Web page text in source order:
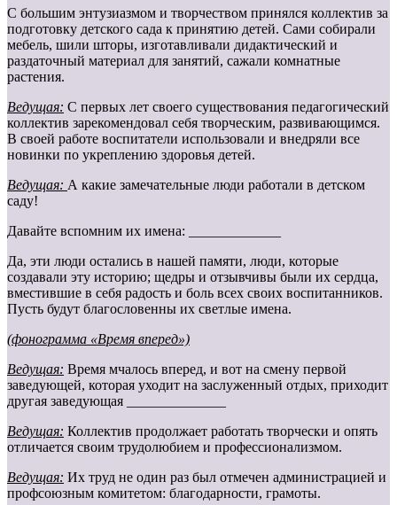
С большим энтузиазмом и творчеством принялся коллектив за
подготовку детского сада к принятию детей. Сами собирали
мебель, шили шторы, изготавливали дидактический и
раздаточный материал для занятий, сажали комнатные
растения.
Ведущая: С первых лет своего существования педагогический
коллектив зарекомендовал себя творческим, развивающимся.
В своей работе воспитатели использовали и внедряли все
новинки по укреплению здоровья детей.
Ведущая: А какие замечательные люди работали в детском
саду!
Давайте вспомним их имена: _____________
Да, эти люди остались в нашей памяти, люди, которые
создавали эту историю; щедры и отзывчивы были их сердца,
вместившие в себя радость и боль всех своих воспитанников.
Пусть будут благословенны их светлые имена.
(фонограмма «Время вперед»)
Ведущая: Время мчалось вперед, и вот на смену первой
заведующей, которая уходит на заслуженный отдых, приходит
другая заведующая ______________
Ведущая: Коллектив продолжает работать творчески и опять
отличается своим трудолюбием и профессионализмом.
Ведущая: Их труд не один раз был отмечен администрацией и
профсоюзным комитетом: благодарности, грамоты.